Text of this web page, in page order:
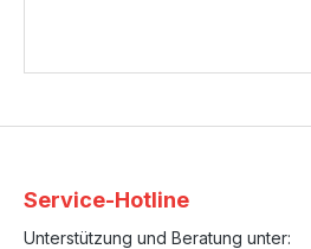
Service-Hotline
Unterstützung und Beratung unter: